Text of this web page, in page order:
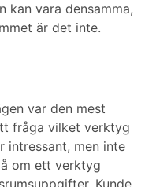
kan vara densamma,
är det inte.
var den mest
fråga vilket verktyg
intressant, men inte
om ett verktyg